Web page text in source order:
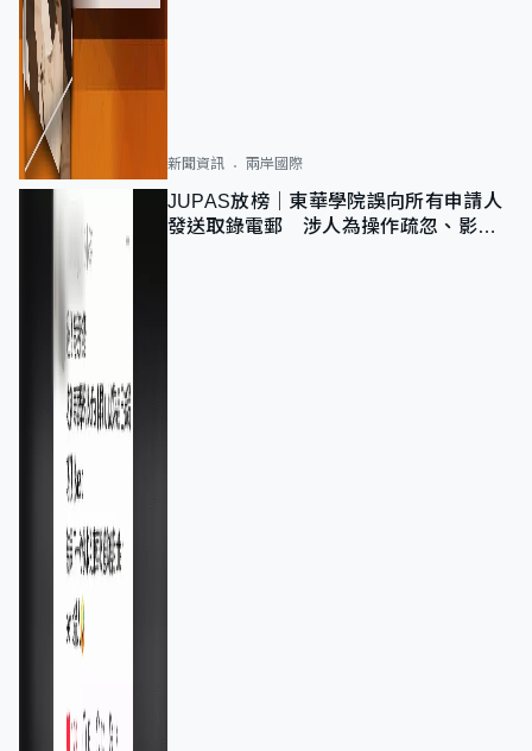
新聞資訊 兩岸國際
JUPAS放榜｜東華學院誤向所有申請人
發送取錄電郵 涉人為操作疏忽、影響